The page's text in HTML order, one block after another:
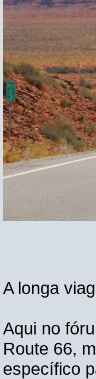
A longa
Aqui no
Route 66,
específico